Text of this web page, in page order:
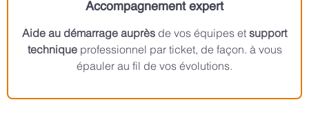
Accompagnement expert
Aide au démarrage auprès de vos équipes et support
techniqueprofessionnel par ticket, de façon. à vous
épauler au fil de vos évolutions.